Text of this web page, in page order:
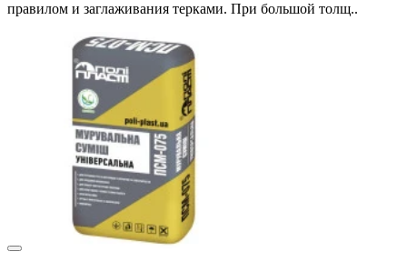
правилом и заглаживания терками. При большой толщ..